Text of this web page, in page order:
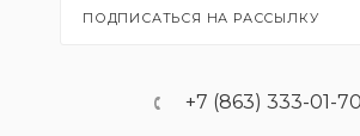
ПОДПИСАТЬСЯ НА РАССЫЛКУ
+7 (863) 333-01-70